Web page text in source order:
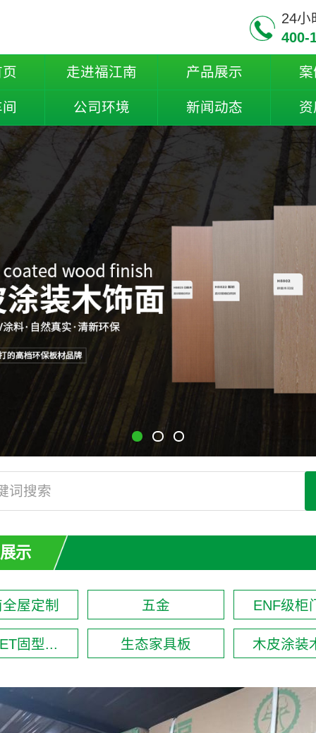
24小
400-
走进福江南 产品展示
公司环境 新闻动态
示
屋定制 五金 ENF级柜
固型... 生态家具板 木皮涂装